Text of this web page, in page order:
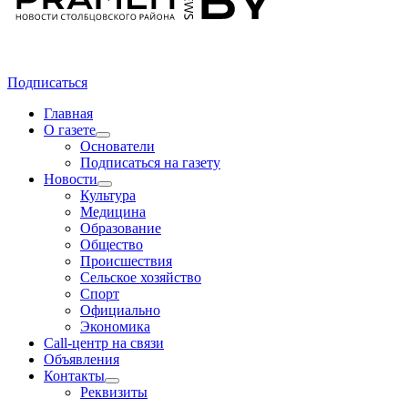
Подписаться
Главная
О газете
Основатели
Подписаться на газету
Новости
Культура
Медицина
Образование
Общество
Происшествия
Сельское хозяйство
Спорт
Официально
Экономика
Call-центр на связи
Объявления
Контакты
Реквизиты